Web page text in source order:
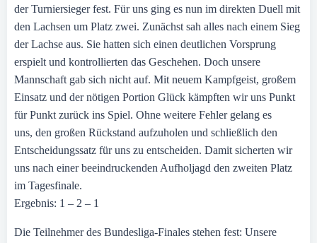
der Turniersieger fest. Für uns ging es nun im direkten Duell mit
den Lachsen um Platz zwei. Zunächst sah alles nach einem Sieg
der Lachse aus. Sie hatten sich einen deutlichen Vorsprung
erspielt und kontrollierten das Geschehen. Doch unsere
Mannschaft gab sich nicht auf. Mit neuem Kampfgeist, großem
Einsatz und der nötigen Portion Glück kämpften wir uns Punkt
für Punkt zurück ins Spiel. Ohne weitere Fehler gelang es
uns, den großen Rückstand aufzuholen und schließlich den
Entscheidungssatz für uns zu entscheiden. Damit sicherten wir
uns nach einer beeindruckenden Aufholjagd den zweiten Platz
im Tagesfinale.
Ergebnis: 1 – 2 – 1
Die Teilnehmer des Bundesliga-Finales stehen fest: Unsere